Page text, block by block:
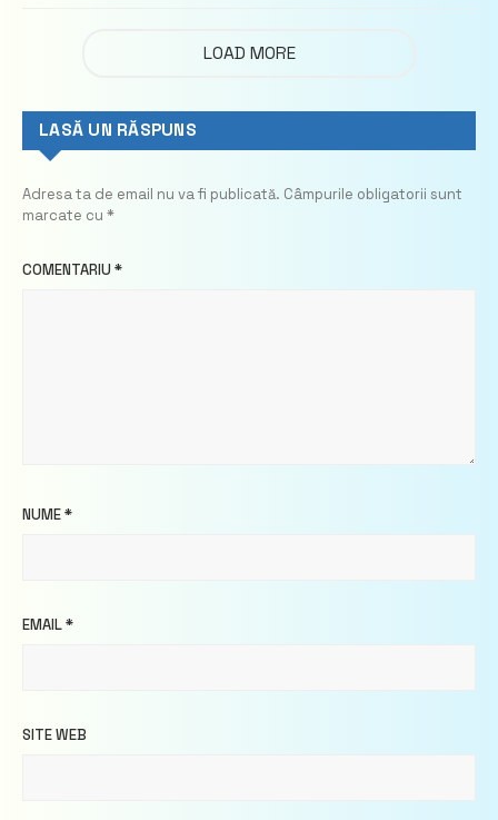
LOAD MORE
LASĂ UN RĂSPUNS
Adresa ta de email nu va fi publicată. Câmpurile obligatorii sunt
marcate cu *
COMENTARIU *
NUME*
EMAIL*
SITE WEB